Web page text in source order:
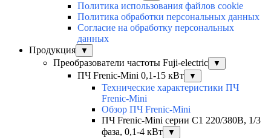
Политика использования файлов cookie
Политика обработки персональных данных
Согласие на обработку персональных
данных
Продукция
▼
Преобразователи частоты Fuji-electric ▼
ПЧ Frenic-Mini 0,1-15 кВт ▼
Технические характеристики ПЧ
Frenic-Mini
Обзор ПЧ Frenic-Mini
ПЧ Frenic-Mini серии C1 220/380В, 1/3
фаза, 0,1-4 кВт
▼